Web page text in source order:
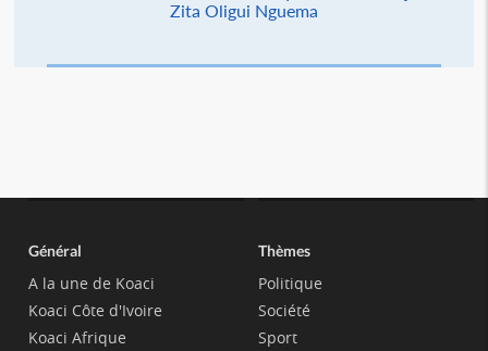
Zita Oligui Nguema
Général
A la une de Koaci
Koaci Côte d'Ivoire
Koaci Afrique
Thèmes
Politique
Société
Sport